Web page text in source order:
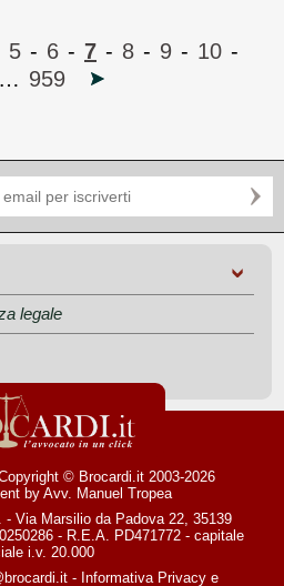
5 - 6 - 7 - 8 - 9 - 10 -
… 959
legale
© Brocardi.it 2003-2026
by Avv. Manuel Tropea
- Via Marsilio da Padova 22, 35139
- R.E.A. PD471772 - capitale
i.v. 20.000
- Informativa Privacye